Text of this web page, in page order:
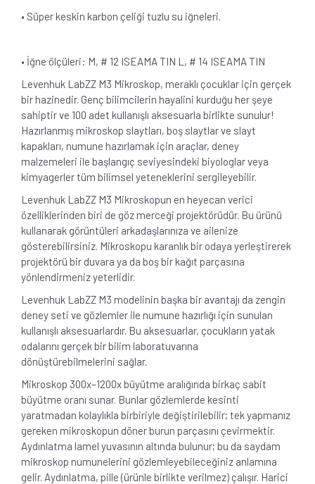
• Süper keskin karbon çeliği tuzlu su iğneleri.
• İğne ölçüleri: M, # 12 ISEAMA TIN L, # 14 ISEAMA TIN
Levenhuk LabZZ M3 Mikroskop, meraklı çocuklar için gerçek
bir hazinedir. Genç bilimcilerin hayalini kurduğu her şeye
sahiptir ve 100 adet kullanışlı aksesuarla birlikte sunulur!
Hazırlanmış mikroskop slaytları, boş slaytlar ve slayt
kapakları, numune hazırlamak için araçlar, deney
malzemeleri ile başlangıç seviyesindeki biyologlar veya
kimyagerler tüm bilimsel yeteneklerini sergileyebilir.
Levenhuk LabZZ M3 Mikroskopun en heyecan verici
özelliklerinden biri de göz merceği projektörüdür. Bu ürünü
kullanarak görüntüleri arkadaşlarınıza ve ailenize
gösterebilirsiniz. Mikroskopu karanlık bir odaya yerleştirerek
projektörü bir duvara ya da boş bir kağıt parçasına
yönlendirmeniz yeterlidir.
Levenhuk LabZZ M3 modelinin başka bir avantajı da zengin
deney seti ve gözlemler ile numune hazırlığı için sunulan
kullanışlı aksesuarlardır. Bu aksesuarlar, çocukların yatak
odalarını gerçek bir bilim laboratuvarına
dönüştürebilmelerini sağlar.
Mikroskop 300x–1200x büyütme aralığında birkaç sabit
büyütme oranı sunar. Bunlar gözlemlerde kesinti
yaratmadan kolaylıkla birbiriyle değiştirilebilir; tek yapmanız
gereken mikroskopun döner burun parçasını çevirmektir.
Aydınlatma lamel yuvasının altında bulunur; bu da saydam
mikroskop numunelerini gözlemleyebileceğiniz anlamına
gelir. Aydınlatma, pille (ürünle birlikte verilmez) çalışır. Harici